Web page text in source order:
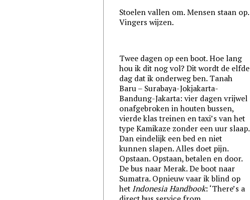
Stoelen vallen om. Mensen staan op.
Vingers wijzen.
Twee dagen op een boot. Hoe lang
hou ik dit nog vol? Dit wordt de elfde
dag dat ik onderweg ben. Tanah
Baru – Surabaya-Jokjakarta-
Bandung-Jakarta: vier dagen vrijwel
onafgebroken in houten bussen,
vierde klas treinen en taxi’s van het
type Kamikaze zonder een uur slaap.
Dan eindelijk een bed en niet
kunnen slapen. Alles doet pijn.
Opstaan. Opstaan, betalen en door.
De bus naar Merak. De boot naar
Sumatra. Opnieuw vaar ik blind op
het Indonesia Handbook: ‘There’s a